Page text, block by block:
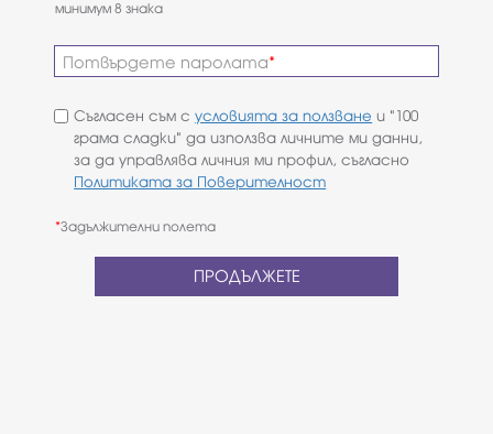
минимум 8 знака
Потвърдете паролата
Съгласен съм сусловията за ползване и "100
грама сладки" да използва личните ми данни,
за да управлява личния ми профил, съгласно
Политиката за Поверителност
*Задължителни полета
ПРОДЪЛЖЕТЕ